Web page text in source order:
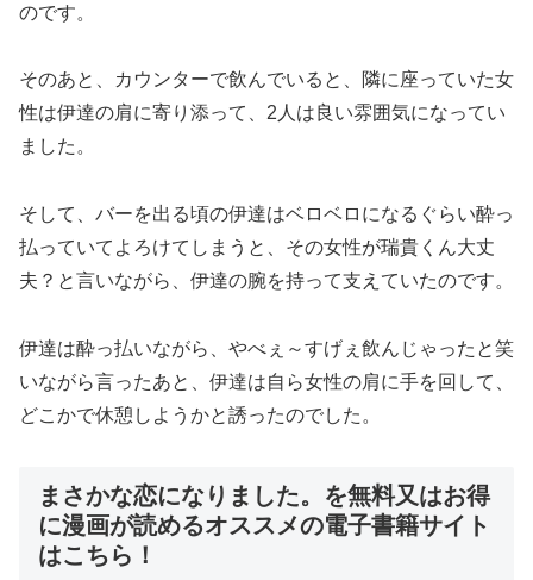
のです。
そのあと、カウンターで飲んでいると、隣に座っていた女
性は伊達の肩に寄り添って、2人は良い雰囲気になってい
ました。
そして、バーを出る頃の伊達はベロベロになるぐらい酔っ
払っていてよろけてしまうと、その女性が瑞貴くん大丈
夫？と言いながら、伊達の腕を持って支えていたのです。
伊達は酔っ払いながら、やべぇ～すげぇ飲んじゃったと笑
いながら言ったあと、伊達は自ら女性の肩に手を回して、
どこかで休憩しようかと誘ったのでした。
まさかな恋になりました。を無料又はお得
に漫画が読めるオススメの電子書籍サイト
はこちら！